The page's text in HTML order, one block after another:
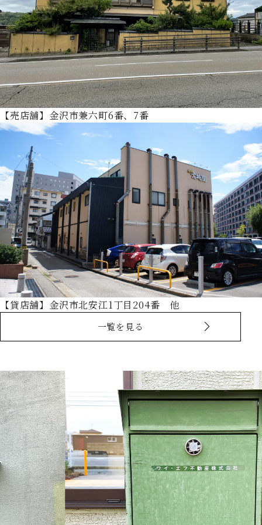
【売店舗】金沢市兼六町6番、7番
【貸店舗】金沢市北安江1丁目204番 他
一覧を見る